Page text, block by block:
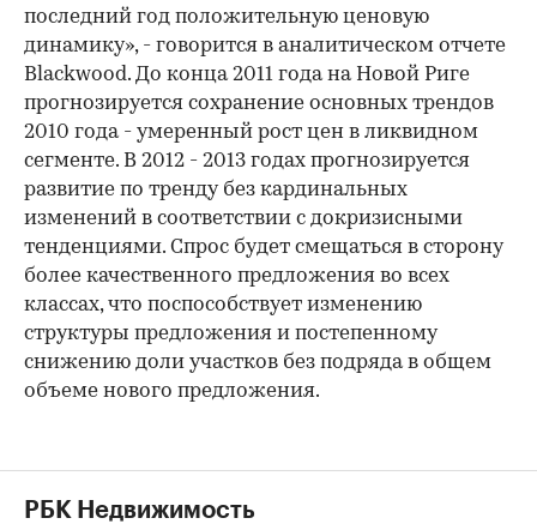
последний год положительную ценовую
динамику», - говорится в аналитическом отчете
Blackwood. До конца 2011 года на Новой Риге
прогнозируется сохранение основных трендов
2010 года - умеренный рост цен в ликвидном
сегменте. В 2012 - 2013 годах прогнозируется
развитие по тренду без кардинальных
изменений в соответствии с докризисными
тенденциями. Спрос будет смещаться в сторону
более качественного предложения во всех
классах, что поспособствует изменению
структуры предложения и постепенному
снижению доли участков без подряда в общем
объеме нового предложения.
РБК Недвижимость